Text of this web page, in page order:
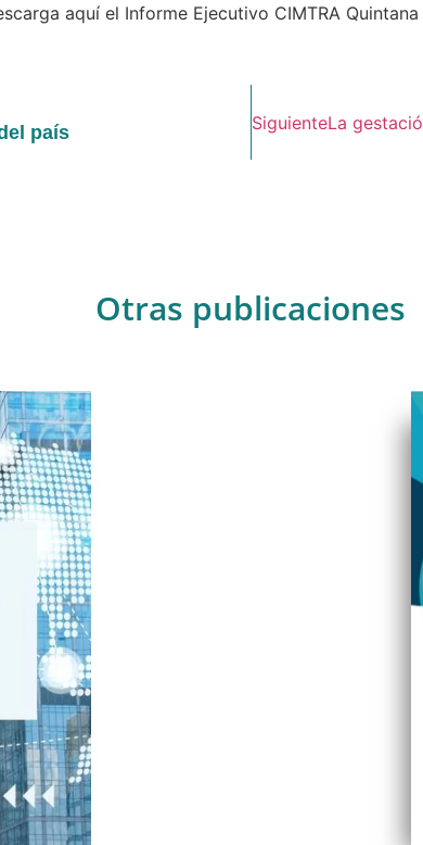
aquí el Informe Ejecutivo CIMTRA
país SiguienteLa
Otras publicaciones